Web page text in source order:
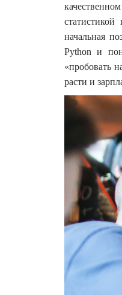
начальная
Python и
«пробовать
расти и